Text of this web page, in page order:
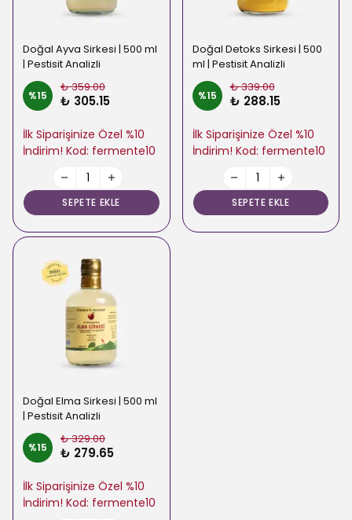
Doğal Ayva Sirkesi | 500 ml
| Pestisit Analizli
%15
₺ 359.00
₺ 305.15
İlk Siparişinize Özel %10
İndirim! Kod: fermente10
SEPETE EKLE
Doğal Detoks Sirkesi | 500
ml | Pestisit Analizli
%15
₺ 339.00
₺ 288.15
İlk Siparişinize Özel %10
İndirim! Kod: fermente10
SEPETE EKLE
Doğal Elma Sirkesi | 500 ml
| Pestisit Analizli
%15
₺ 329.00
₺ 279.65
İlk Siparişinize Özel %10
İndirim! Kod: fermente10